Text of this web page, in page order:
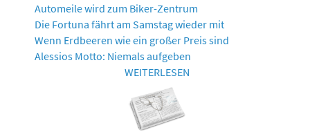
Automeile wird zum Biker-Zentrum
Die Fortuna fährt am Samstag wieder mit
Wenn Erdbeeren wie ein großer Preis sind
Alessios Motto: Niemals aufgeben
WEITERLESEN